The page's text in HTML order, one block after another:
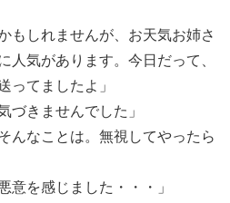
もしれませんが、お天気お姉さ
人気があります。今日だって、
ってましたよ」
づきませんでした」
んなことは。無視してやったら
意を感じました・・・」